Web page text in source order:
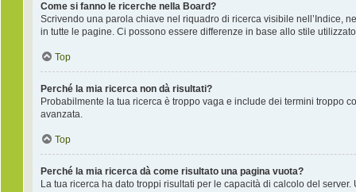
Come si fanno le ricerche nella Board?
Scrivendo una parola chiave nel riquadro di ricerca visibile nell’Indice,
in tutte le pagine. Ci possono essere differenze in base allo stile
Top
Perché la mia ricerca non dà risultati?
Probabilmente la tua ricerca è troppo vaga e include dei termini troppo
avanzata.
Top
Perché la mia ricerca dà come risultato una pagina vuota?
La tua ricerca ha dato troppi risultati per le capacità di calcolo del